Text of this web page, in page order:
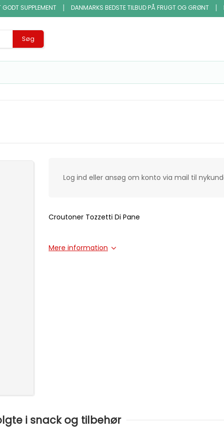
GODT SUPPLEMENT DANMARKS BEDSTE TILBUD PÅ FRUGT OG GRØNT
Søg
Log ind eller ansøg om konto via mail til
Croutoner Tozzetti Di Pane
Mere information
i snack og tilbehør